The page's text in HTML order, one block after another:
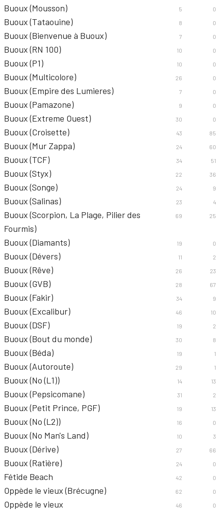
Buoux (Mousson) 5 0
Buoux (Tataouine) 8 0
Buoux (Bienvenue à Buoux) 7 0
Buoux (RN 100) 10 0
Buoux (P1) 10 0
Buoux (Multicolore) 26 0
Buoux (Empire des Lumieres) 7 0
Buoux (Pamazone) 9 0
Buoux (Extreme Ouest) 30 0
Buoux (Croisette) 43 85
Buoux (Mur Zappa) 24 60
Buoux (TCF) 34 51
Buoux (Styx) 22 36
Buoux (Songe) 24 9
Buoux (Salinas) 23 4
Buoux (Scorpion, La Plage, Pilier des
Fourmis)
69 25
Buoux (Diamants) 19 0
Buoux (Dévers) 11 2
Buoux (Rêve) 26 23
Buoux (GVB) 28 67
Buoux (Fakir) 34 9
Buoux (Excalibur) 46 10
Buoux (DSF) 19 2
Buoux (Bout du monde) 30 8
Buoux (Béda) 19 1
Buoux (Autoroute) 29 1
Buoux (No (L1)) 14 13
Buoux (Pepsicomane) 31 2
Buoux (Petit Prince, PGF) 19 13
Buoux (No (L2)) 16 0
Buoux (No Man's Land) 10 3
Buoux (Dérive) 27 66
Buoux (Ratière) 24 0
Fétide Beach 42 0
Oppède le vieux (Brécugne) 62 0
Oppède le vieux 46 0